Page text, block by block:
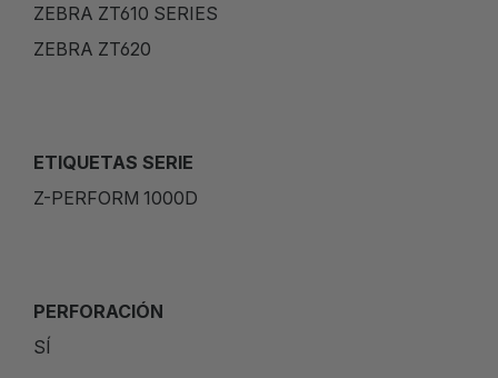
ZEBRA ZT610 SERIES
ZEBRA ZT620
ETIQUETAS SERIE
Z-PERFORM 1000D
PERFORACIÓN
SÍ